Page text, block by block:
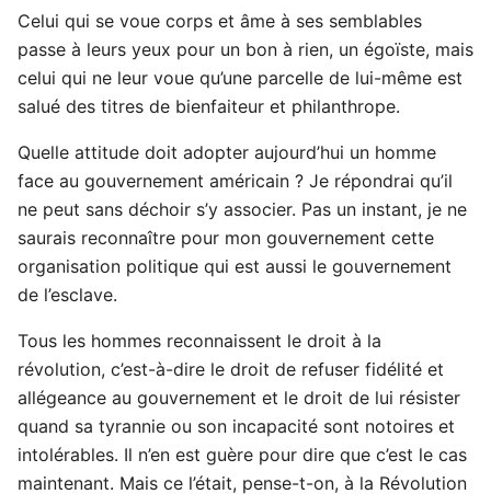
Celui qui se voue corps et âme à ses semblables
passe à leurs yeux pour un bon à rien, un égoïste, mais
celui qui ne leur voue qu’une parcelle de lui-même est
salué des titres de bienfaiteur et philanthrope.
Quelle attitude doit adopter aujourd’hui un homme
face au gouvernement américain ? Je répondrai qu’il
ne peut sans déchoir s’y associer. Pas un instant, je ne
saurais reconnaître pour mon gouvernement cette
organisation politique qui est aussi le gouvernement
de l’esclave.
Tous les hommes reconnaissent le droit à la
révolution, c’est-à-dire le droit de refuser fidélité et
allégeance au gouvernement et le droit de lui résister
quand sa tyrannie ou son incapacité sont notoires et
intolérables. Il n’en est guère pour dire que c’est le cas
maintenant. Mais ce l’était, pense-t-on, à la Révolution